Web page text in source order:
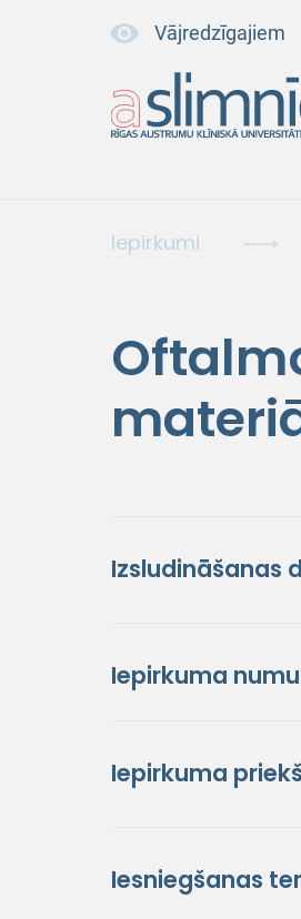
Vājredzīgajiem
Iepirkumi
Izsludināšanas
Iepirkuma
Iepirkuma
Iesniegšanas